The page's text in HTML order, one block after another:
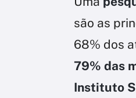
são as
68% dos
79% das
Instituto